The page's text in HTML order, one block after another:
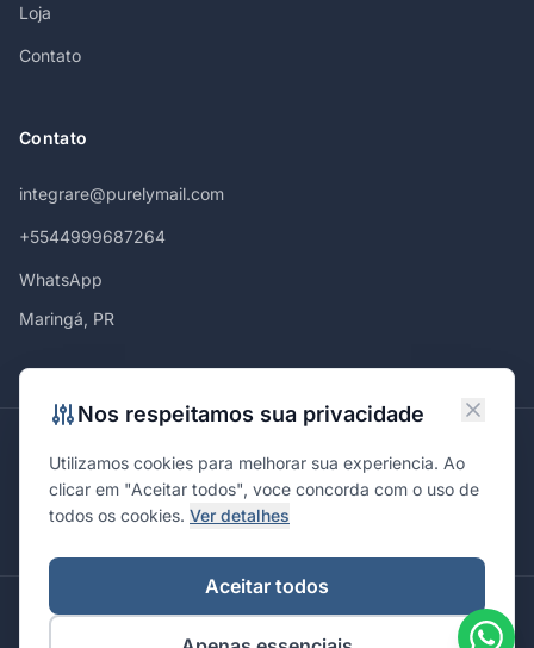
Loja
Contato
Contato
integrare@purelymail.com
+5544999687264
WhatsApp
Maringá, PR
MaringáCuritibaSão PauloLondrinaCascavelPonta Grossa
Florianópolis BrasíliaJoinvilleCampinas
© 2026 Integrare. Marketing de Verdade. Todos os direitos
Nos respeitamos sua privacidade
Utilizamos cookies para melhorar sua experiencia. Ao
clicar em "Aceitar todos", voce concorda com o uso de
todos os cookies. Ver detalhes
Aceitar todos